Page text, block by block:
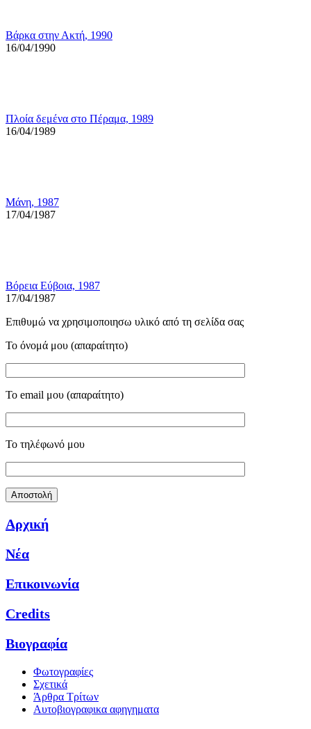
Βάρκα στην Ακτή, 1990
16/04/1990
Πλοία δεμένα στο Πέραμα, 1989
16/04/1989
Μάνη, 1987
17/04/1987
Βόρεια Εύβοια, 1987
17/04/1987
Επιθυμώ να χρησιμοποιησω υλικό από τη σελίδα σας
Το όνομά μου (απαραίτητο)
Το email μου (απαραίτητο)
Το τηλέφωνό μου
Αρχική
Νέα
Επικοινωνία
Credits
Βιογραφία
Φωτογραφίες
Σχετικά
Άρθρα Τρίτων
Αυτοβιογραφικα αφηγηματα